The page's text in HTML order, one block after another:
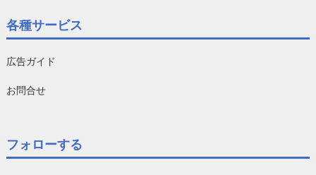
各種サービス
広告ガイド
お問合せ
フォローする